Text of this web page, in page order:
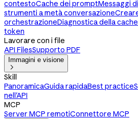
contestoCache dei promptMessaggi
strumenti a metà conversazione
orchestrazioneDiagnostica della
token
Lavorare con i file
API FilesSupporto PDF
Immagini e visione

Skill
PanoramicaGuida rapidaBest practice
nell'API
MCP
Server MCP remotiConnettore MCP